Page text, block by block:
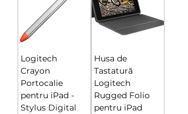
Logitech
Crayon
Portocalie
pentru iPad -
Stylus Digital
Husa de
Tastatură
Logitech
Rugged Folio
pentru iPad